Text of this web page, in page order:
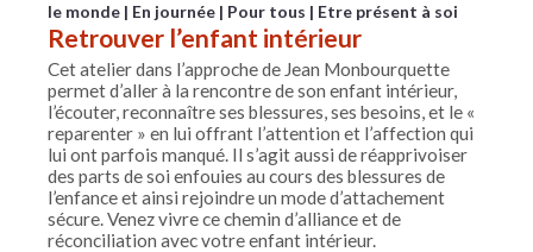
le monde
En journée Pour tous Etre présent à soi
Retrouver l’enfant intérieur
Cet atelier dans l’approche de Jean Monbourquette
permet d’aller à la rencontre de son enfant intérieur,
l’écouter, reconnaître ses blessures, ses besoins, et le «
reparenter » en lui offrant l’attention et l’affection qui
lui ont parfois manqué. Il s’agit aussi de réapprivoiser
des parts de soi enfouies au cours des blessures de
l’enfance et ainsi rejoindre un mode d’attachement
sécure. Venez vivre ce chemin d’alliance et de
réconciliation avec votre enfant intérieur.